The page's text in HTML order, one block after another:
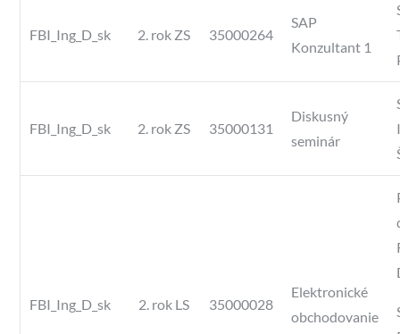
FBI_Ing_D_sk 2. rok ZS 35000264
SAP
Konzultant 1
FBI_Ing_D_sk 2. rok ZS 35000131
Diskusný
seminár
FBI_Ing_D_sk 2. rok LS 35000028
Elektronické
obchodovanie